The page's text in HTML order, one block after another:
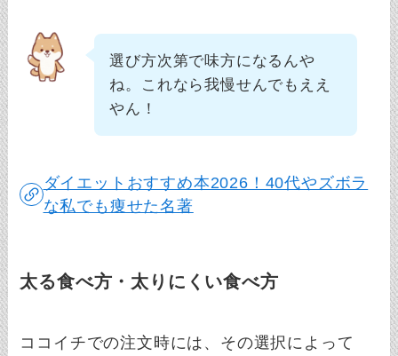
選び方次第で味方になるんや
ね。これなら我慢せんでもええ
やん！
ダイエットおすすめ本2026！40代やズボラ
な私でも痩せた名著
太る食べ方・太りにくい食べ方
ココイチでの注文時には、その選択によって